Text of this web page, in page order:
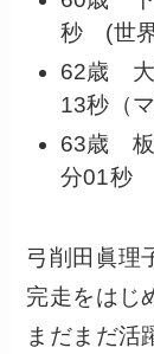
秒 (世界
62歳 大
13秒（
63歳 板
分01秒
弓削田眞理
完走をはじ
まだまだ活